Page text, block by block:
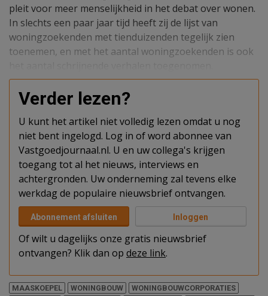
pleit voor meer menselijkheid in het debat over wonen.
In slechts een paar jaar tijd heeft zij de lijst van
woningzoekenden met tienduizenden tegelijk zien
toenemen, en met het aantal woningzoekenden is ook
Verder lezen?
U kunt het artikel niet volledig lezen omdat u nog
niet bent ingelogd. Log in of word abonnee van
Vastgoedjournaal.nl. U en uw collega's krijgen
toegang tot al het nieuws, interviews en
achtergronden. Uw onderneming zal tevens elke
werkdag de populaire nieuwsbrief ontvangen.
Abonnement afsluiten Inloggen
Of wilt u dagelijks onze gratis nieuwsbrief
ontvangen? Klik dan op deze link.
MAASKOEPEL WONINGBOUW
WONINGBOUWCORPORATIES